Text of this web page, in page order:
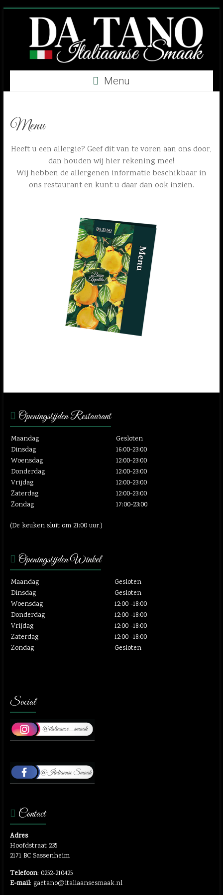
Tano
Smaak
Menu
Menu
Heeft u een allergie? Geef dit van te voren aan ons door,
dan houden wij hier rekening mee!
Wij hebben de allergenen informatie beschikbaar in
ons restaurant en kunt u daar dan ook inzien.
Openingstijden Restaurant
Maandag
Gesloten
Dinsdag
16:00-23:00
Woensdag
12:00-23:00
Donderdag
12:00-23:00
Vrijdag
12:00-23:00
Zaterdag
12:00-23:00
Zondag
17:00-23:00
(De keuken sluit om 21:00 uur.)
Openingstijden Winkel
Maandag
Gesloten
Dinsdag
Gesloten
Woensdag
12:00 -18:00
Donderdag
12:00 -18:00
Vrijdag
12:00 -18:00
Zaterdag
12:00 -18:00
Zondag
Gesloten
Social
Contact
Adres
Hoofdstraat 235
2171 BC Sassenheim
Telefoon: 0252-210425
E-mail: gaetano@italiaansesmaak.nl